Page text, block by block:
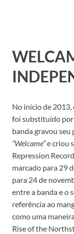
No início de 2013,
foi substituído por
banda gravou
“Welcame”e criou
Repression
marcado para 29
para 24 de
entre a banda e o
referência ao
como uma
Rise of the